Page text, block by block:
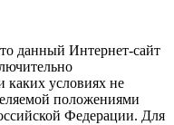
данный Интернет-сайт
условиях не
положениями
Федерации. Для